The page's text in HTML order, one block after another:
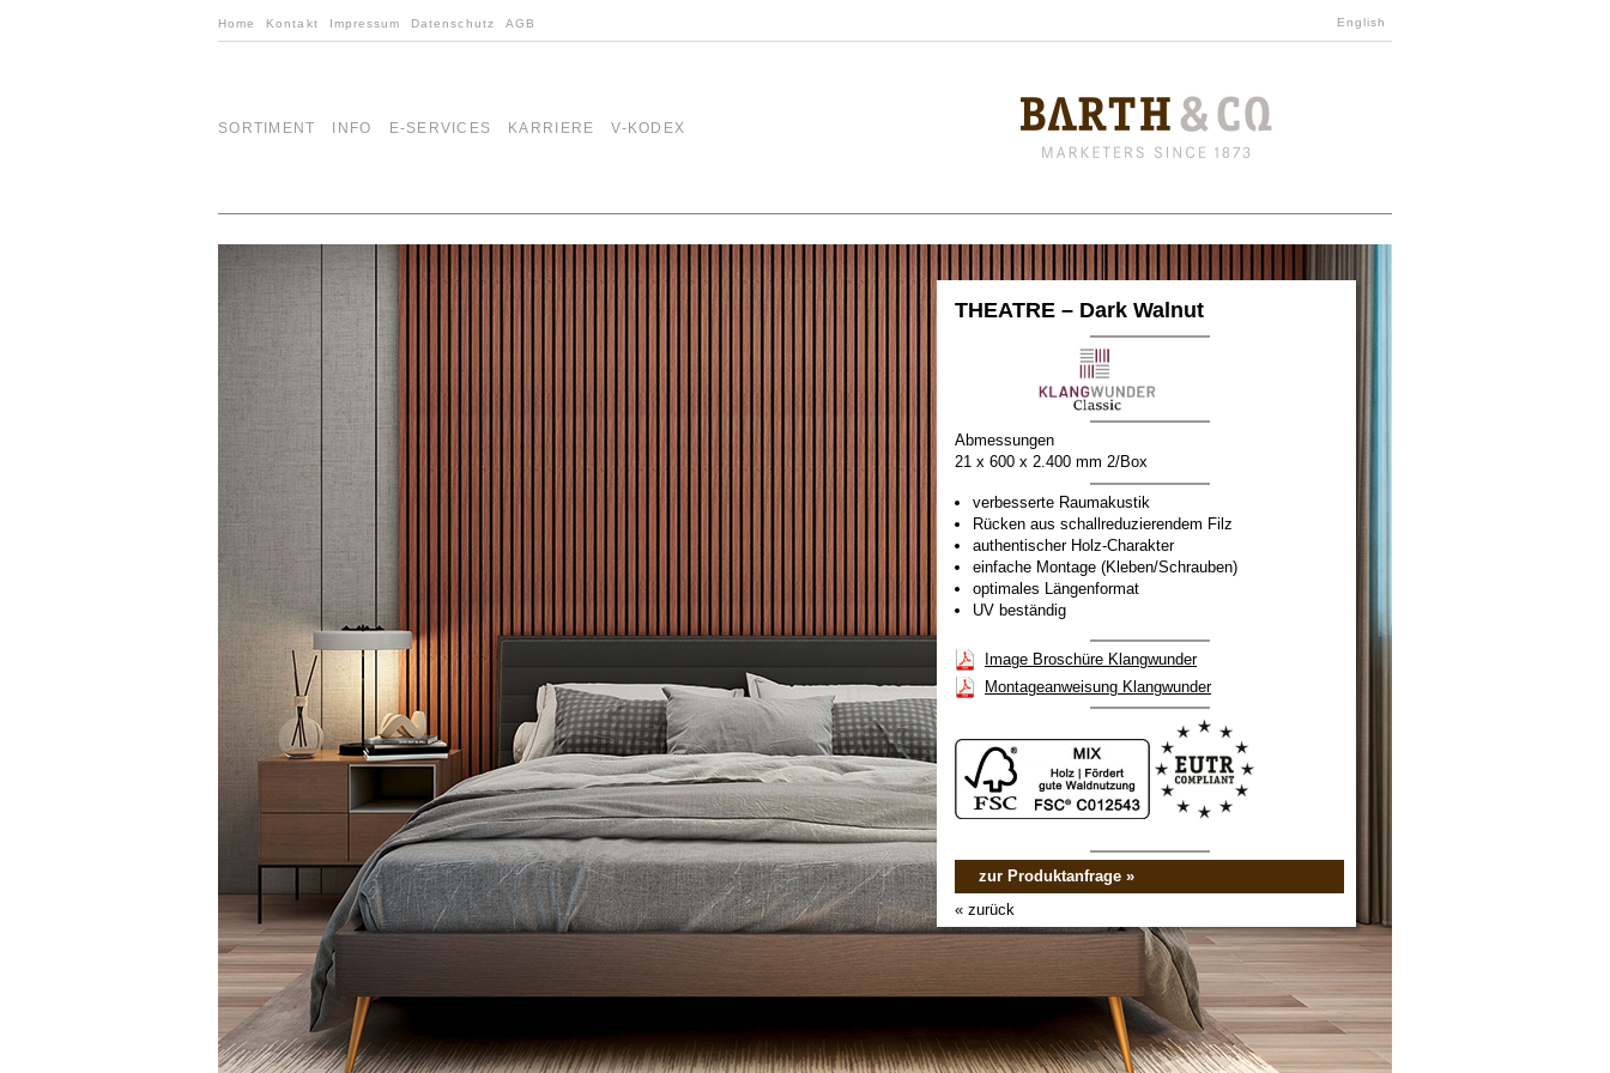
Home Kontakt Impressum Datenschutz AGB English
SORTIMENT INFO E-SERVICES KARRIERE V-KODEX
THEATRE – Dark Walnut
Abmessungen
21 x 600 x 2.400 mm 2/Box
verbesserte Raumakustik
Rücken aus schallreduzierendem Filz
authentischer Holz-Charakter
einfache Montage (Kleben/Schrauben)
optimales Längenformat
UV beständig
Image Broschüre Klangwunder
Montageanweisung Klangwunder
zur Produktanfrage »
« zurück